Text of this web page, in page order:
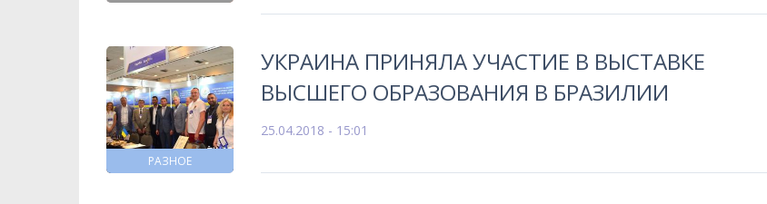
РАЗНОЕ
УКРАИНА ПРИНЯЛА УЧАСТИЕ В ВЫСТАВКЕ
ВЫСШЕГО ОБРАЗОВАНИЯ В БРАЗИЛИИ
25.04.2018 - 15:01